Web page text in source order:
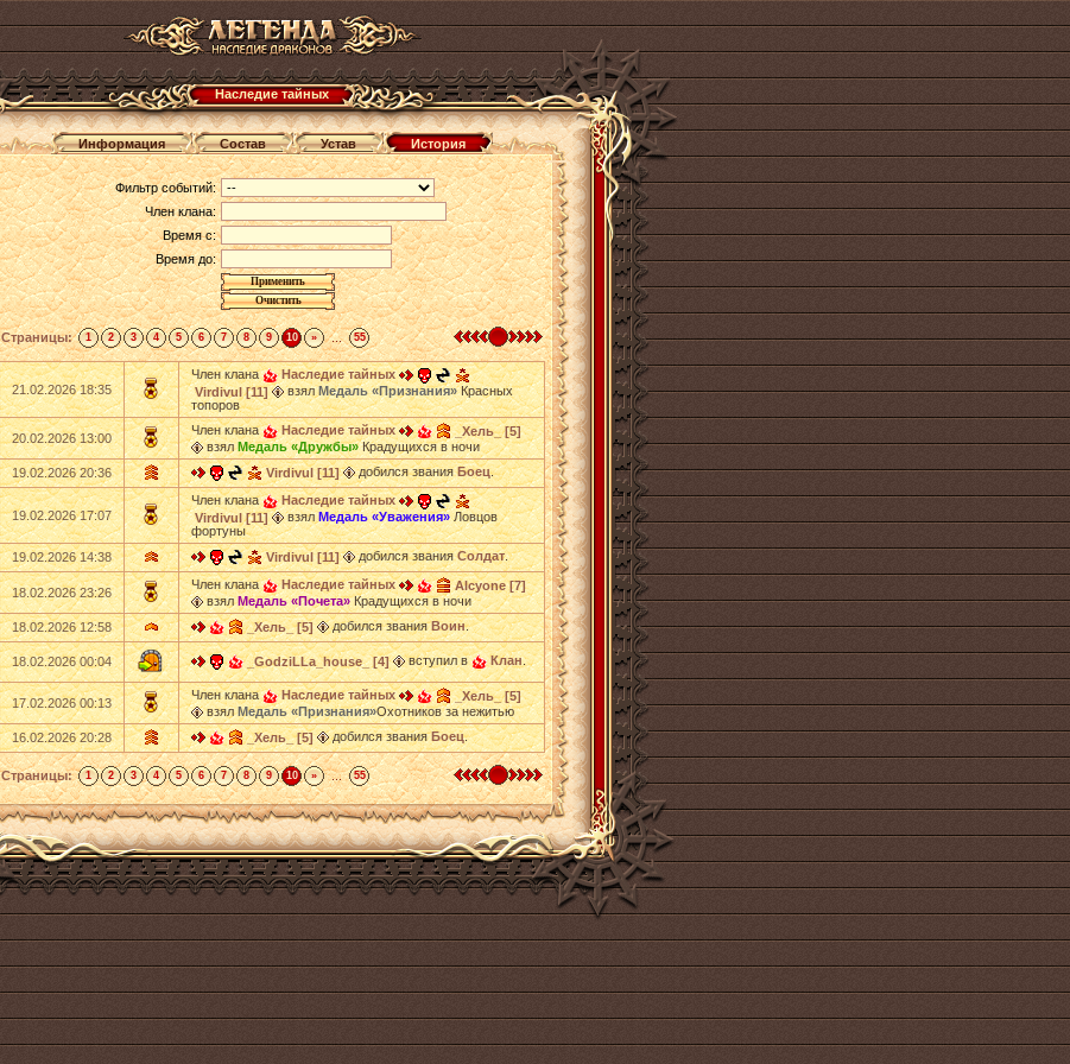
Наследие тайных
Информация Состав Устав История
Фильтр событий:
Член клана:
Время с:
Время до:
Страницы: 1 2 3 4 5 6 7 8 9 10 » ... 55
21.02.2026 18:35
Член клана
Наследие тайных
Virdivul [11]
взялМедаль «Признания»Красных
топоров
20.02.2026 13:00
Член клана Наследие тайных
_Хель_ [5]
взялМедаль «Дружбы»Крадущихся в ночи
19.02.2026 20:36
Virdivul [11] добился званияБоец.
19.02.2026 17:07
Член клана
Наследие тайных
Virdivul [11]
взялМедаль «Уважения»Ловцов
фортуны
19.02.2026 14:38
Virdivul [11] добился званияСолдат.
18.02.2026 23:26
Член клана Наследие тайных
Alcyone [7]
взялМедаль «Почета»Крадущихся в ночи
18.02.2026 12:58
_Хель_ [5] добился званияВоин.
18.02.2026 00:04 _GodziLLa_house_ [4] вступил в Клан.
17.02.2026 00:13
Член клана Наследие тайных
_Хель_ [5]
взялМедаль «Признания»Охотников за нежитью
16.02.2026 20:28
_Хель_ [5] добился званияБоец.
Страницы: 1 2 3 4 5 6 7 8 9 10 » ... 55